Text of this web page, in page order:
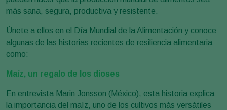
más sana, segura, productiva y resistente.
Únete a ellos en el Día Mundial de la Alimentación y conoce
algunas de las historias recientes de resiliencia alimentaria
como:
Maíz, un regalo de los dioses
En entrevista Marin Jonsson (México), esta historia explica
la importancia del maíz, uno de los cultivos más versátiles